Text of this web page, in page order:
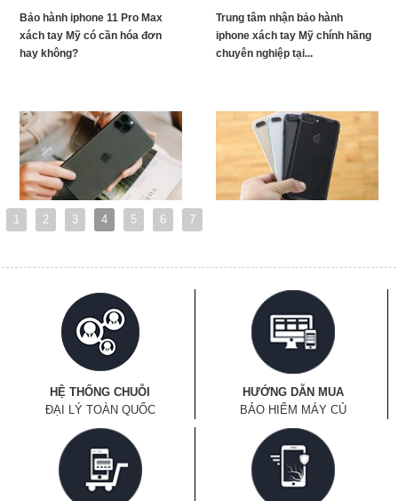
Bảo hành iphone 11 Pro Max
xách tay Mỹ có cần hóa đơn
hay không?
Trung tâm nhận bảo hành
iphone xách tay Mỹ chính hãng
chuyên nghiệp tại...
1 2 3 4 5 6 7
HỆ THỐNG CHUỖI
ĐẠI LÝ TOÀN QUỐC
HƯỚNG DẪN MUA
BẢO HIỂM MÁY CỦ